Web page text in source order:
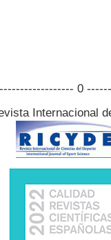
0
Internacional